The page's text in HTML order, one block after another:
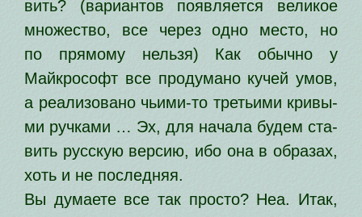
вить? (вари­ан­тов появ­ля­ет­ся вели­кое
мно­же­ство, все через одно место, но
по пря­мо­му нель­зя) Как обыч­но у
Майкрософт все про­ду­ма­но кучей умов,
а реа­ли­зо­ва­но чьи­ми-то тре­тьи­ми кри­вы­
ми руч­ка­ми … Эх, для нача­ла будем ста­
вить рус­скую вер­сию, ибо она в обра­зах,
хоть и не последняя.
Вы дума­е­те все так про­сто? Неа. Итак,